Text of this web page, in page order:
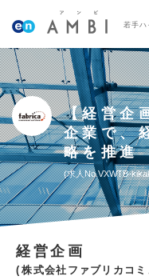
若手ハ
【経営企
企業で、
略を推進
求人No.VXWTB-
経営企画
株式会社ファブリカコ